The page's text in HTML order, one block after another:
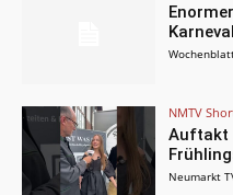
NMTV
Auftakt
Neumarkt